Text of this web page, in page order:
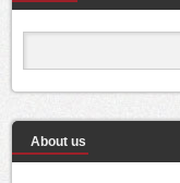
About us